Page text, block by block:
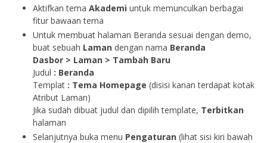
Aktifkan tema Akademi untuk memunculkan berbagai
fitur bawaan tema
Untuk membuat halaman Beranda sesuai dengan demo,
buat sebuah Laman dengan nama Beranda
Dasbor > Laman > Tambah Baru
Judul : Beranda
Templat : Tema Homepage (disisi kanan terdapat kotak
Atribut Laman)
Jika sudah dibuat judul dan dipilih template, Terbitkan
halaman
Selanjutnya buka menu Pengaturan (lihat sisi kiri bawah